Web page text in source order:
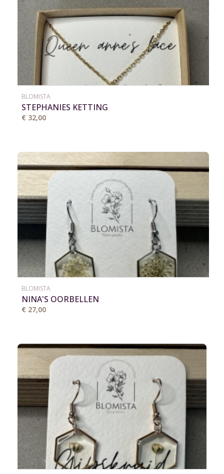
BLOMISTA
STEPHANIES KETTING
€ 32,00
BLOMISTA
NINA'S OORBELLEN
€ 27,00